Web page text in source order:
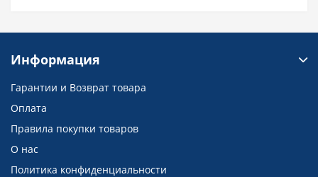
Информация
Гарантии и Возврат товара
Оплата
Правила покупки товаров
О нас
Политика конфиденциальности